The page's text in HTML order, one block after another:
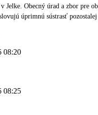
Jelke. Obecný úrad a zbor pre
úprimnú sústrasť pozostalej
08:20
08:25